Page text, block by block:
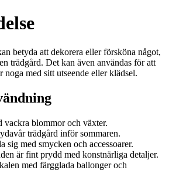
betyda att dekorera eller försköna något,
trädgård. Det kan även användas för att
noga med sitt utseende eller klädsel.
vackra blommor och växter.
trädgård inför sommaren.
sig med smycken och accessoarer.
är fint prydd med konstnärliga detaljer.
med färgglada ballonger och